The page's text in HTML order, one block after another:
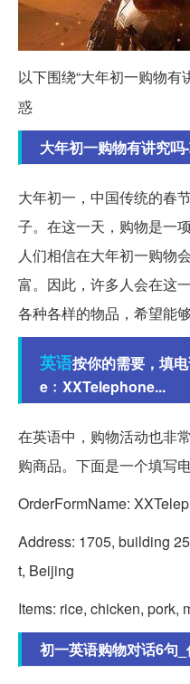
以下围绕“大年初一购物有
惑
大年初一购物有讲究吗
大年初一，中国传统的春
子。在这一天，购物是一
人们相信在大年初一购物
富。因此，许多人会在这
各种各样的物品，希望能
英语按你的需要，填
e﹕XXTelephone...
在英语中，购物活动也非
购商品。下面是一个填写
OrderFormName:
Address: 1705, building
t, Beijing
Items: rice, chicken, pork,
初一英语购物对话6句